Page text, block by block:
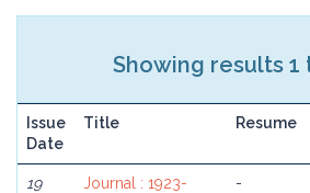
Showing results 1
Issue
Date
Title Resume
19
Journal : 1923-
-